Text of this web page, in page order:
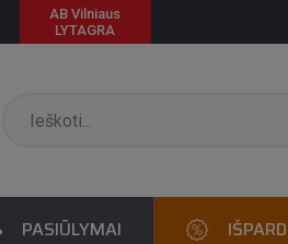
AB Vilniaus
LYTAGRA
PASIŪLYMAI